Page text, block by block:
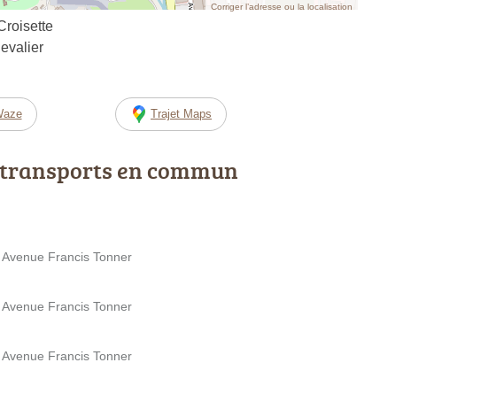
Corriger l’adresse ou la localisation
Trajet Maps
en commun
Francis Tonner
Francis Tonner
Francis Tonner